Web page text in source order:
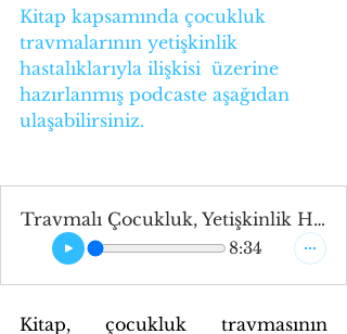
Kitap kapsamında çocukluk
travmalarının yetişkinlik
hastalıklarıyla ilişkisi  üzerine
hazırlanmış podcaste aşağıdan
ulaşabilirsiniz.
Travmalı Çocukluk, Yetişkinlik Hastalıkları ve Sağlık Bakımı
8:34
Kitap, çocukluk travmasının